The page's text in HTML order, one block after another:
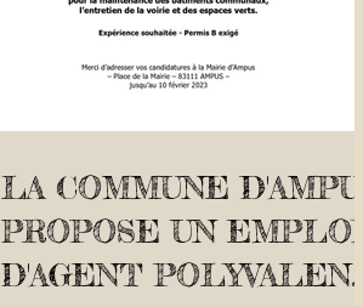
LA COMMUNE D'AMPUS
PROPOSE UN EMPLOI
D'AGENT POLYVALENT